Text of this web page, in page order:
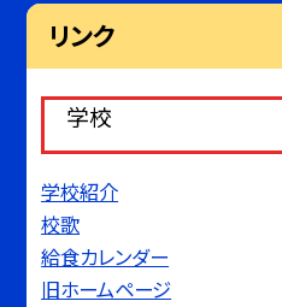
リンク
学校
学校紹介
校歌
給食カレンダー
旧ホームページ